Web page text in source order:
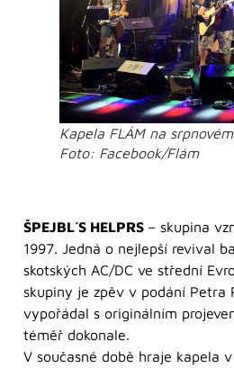
Kapela FLÁM na
Foto: Facebook/Flám
ŠPEJBL´S HELPRS – skupina
1997. Jedná o nejlepší revival
skotských AC/DC ve střední
skupiny je zpěv v podání Petra
vypořádal s originálním
téměř dokonale.
V současné době hraje kapela